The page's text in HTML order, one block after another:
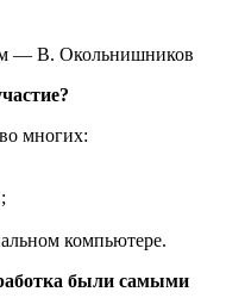
— В. Окольнишников
многих:
компьютере.
были самыми